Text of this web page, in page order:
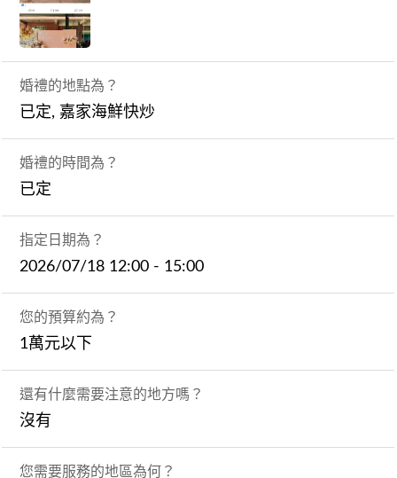
婚禮的地點為？
已定, 嘉家海鮮快炒
婚禮的時間為？
已定
指定日期為？
2026/07/18 12:00 - 15:00
您的預算約為？
1萬元以下
還有什麼需要注意的地方嗎？
沒有
您需要服務的地區為何？